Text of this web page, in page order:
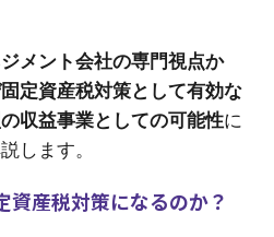
メント会社の専門視点か
定資産税対策として有効な
収益事業としての可能性に
します。
資産税対策になるのか？